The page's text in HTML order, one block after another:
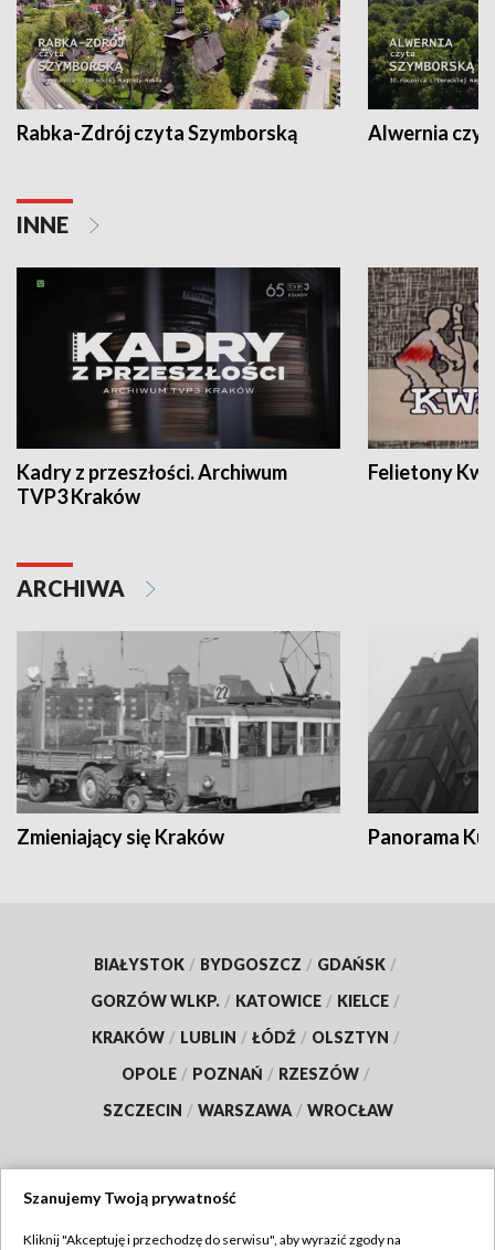
Rabka-Zdrój czyta Szymborską Alwernia
INNE
Kadry z przeszłości. Archiwum
TVP3 Kraków
Felietony
ARCHIWA
Zmieniający się Kraków Panorama
BIAŁYSTOK / BYDGOSZCZ / GDAŃSK /
GORZÓW WLKP. / KATOWICE / KIELCE /
KRAKÓW / LUBLIN / ŁÓDŹ / OLSZTYN /
OPOLE / POZNAŃ / RZESZÓW /
SZCZECIN / WARSZAWA / WROCŁAW
Szanujemy Twoją prywatność
Kliknij "Akceptuję i przechodzę do serwisu", aby wyrazić zgody na